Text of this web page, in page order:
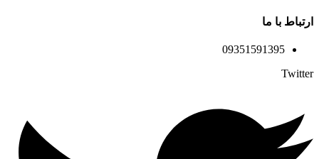
ارتباط با ما
09351591395
Twitter